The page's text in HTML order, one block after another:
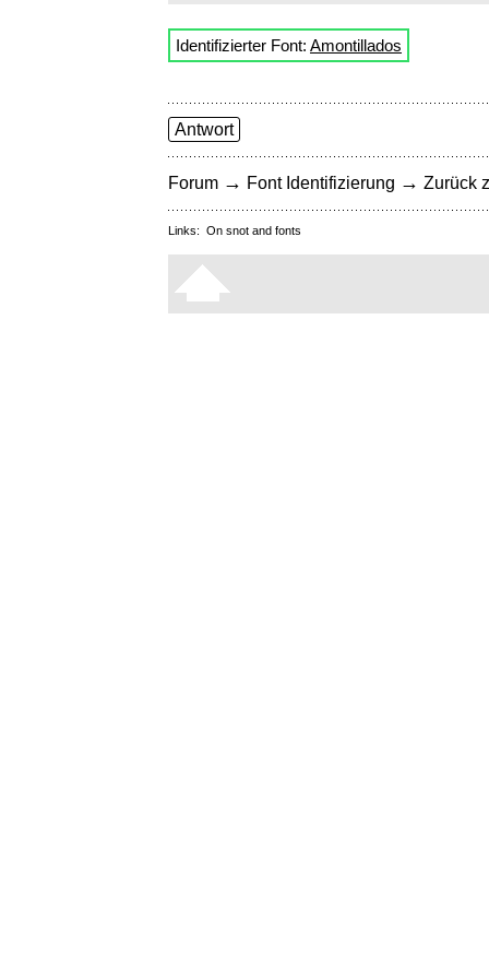
Identifizierter Font: Amontillados
Antwort
Forum → Font Identifizierung → Zurück
Links: On snot and fonts